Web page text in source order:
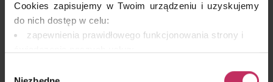
Cookies zapisujemy w Twoim urządzeniu i uzyskujemy
do nich dostęp w celu:
zapewnienia prawidłowego funkcjonowania strony i
analizy zachowań użytkowników w celu ich lepszego
Bielenda Professional – Marine Foot Renewal